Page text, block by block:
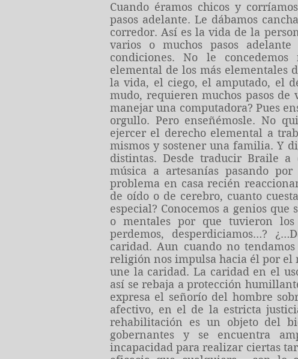
Cuando éramos chicos y
pasos adelante. Le dábamos
corredor. Así es la vida de la
varios o muchos pasos
condiciones. No le
elemental de los más elementales
la vida, el ciego, el amputado, el
mudo, requieren muchos pasos de
manejar una computadora? Pues
orgullo. Pero enseñémosle. No
ejercer el derecho elemental a
mismos y sostener una familia. Y
distintas. Desde traducir Braile a
música a artesanías pasando
problema en casa recién
de oído o de cerebro, cuanto
especial? Conocemos a genios
o mentales por que tuvieron
perdemos, desperdiciamos…?
caridad. Aun cuando no
religión nos impulsa hacia él por el
une la caridad. La caridad en el
así se rebaja a protección
expresa el señorío del hombre
afectivo, en el de la estricta
rehabilitación es un objeto del
gobernantes y se encuentra
incapacidad para realizar ciertas